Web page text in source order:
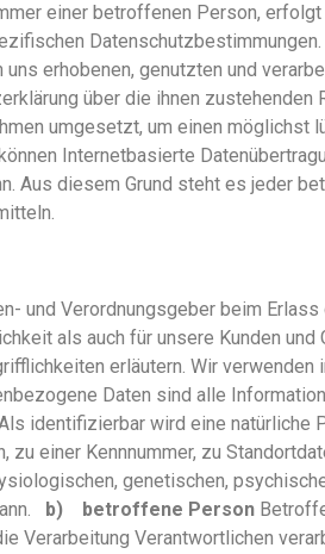
einer betroffenen Person,
erhobenen, genutzten und
über die ihnen zustehenden
umgesetzt, um einen möglichst
Internetbasierte
Aus diesem Grund steht es jeder
und Verordnungsgeber beim
als auch für unsere Kunden und
erläutern. Wir verwenden
Daten sind alle
identifizierbar wird eine natürliche
einer Kennnummer, zu
genetischen,
b) betroffene Person
Verarbeitung Verantwortlichen